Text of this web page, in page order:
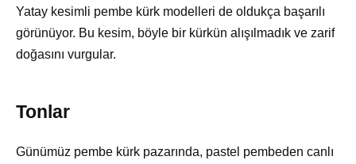
Yatay kesimli pembe kürk modelleri de oldukça başarılı
görünüyor. Bu kesim, böyle bir kürkün alışılmadık ve zarif
doğasını vurgular.
Tonlar
Günümüz pembe kürk pazarında, pastel pembeden canlı